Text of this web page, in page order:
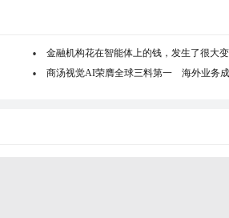
金融机构花在智能体上的钱，发生了很大
商汤视觉AI荣膺全球三料第一 海外业务